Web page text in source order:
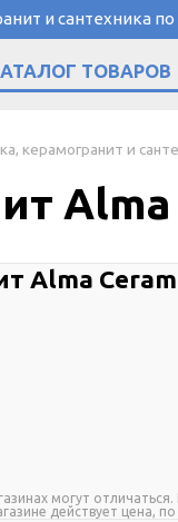
и сантехника
ТОВАРОВ
керамогранит и
Alma
Alma
могут
действует цена,